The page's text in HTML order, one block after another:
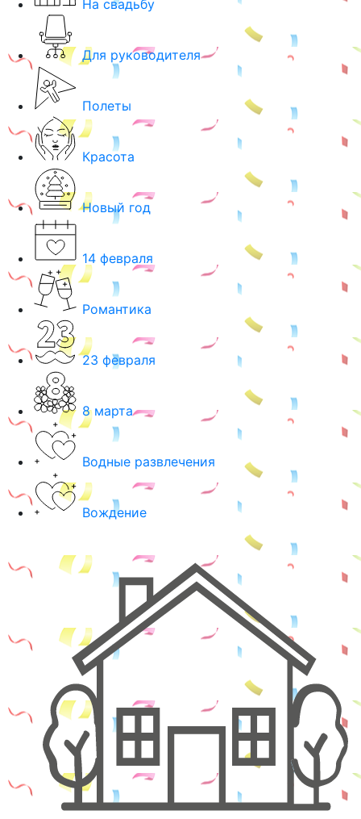
На свадьбу
Для руководителя
Полеты
Красота
Новый год
14 февраля
Романтика
23 февраля
8 марта
Водные развлечения
Вождение